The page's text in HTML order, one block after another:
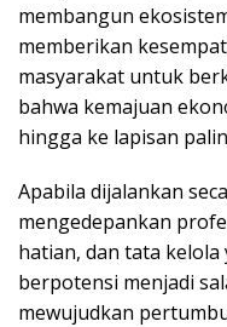
membangun
memberikan
masyarakat untuk
bahwa kemajuan
hingga ke lapisan
Apabila dijalankan
mengedepankan
hatian, dan tata
berpotensi menjadi
mewujudkan